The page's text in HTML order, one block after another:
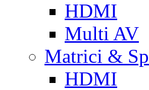
HDMI
Multi AV
Matrici &
HDMI